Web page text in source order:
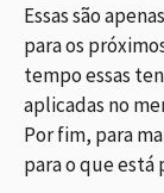
Essas são
para os
tempo essas
aplicadas no
Por fim, para
para o que está